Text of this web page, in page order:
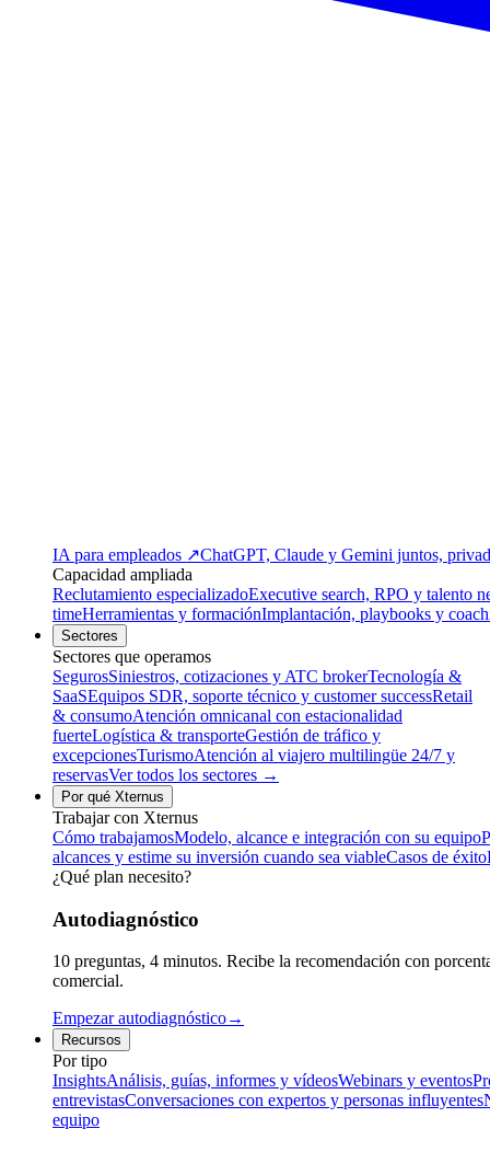
IA para empleados ↗ChatGPT, Claude y Gemini juntos,
Capacidad ampliada
Reclutamiento especializadoExecutive search, RPO y talento
timeHerramientas y formaciónImplantación, playbooks y
Sectores
Sectores que operamos
SegurosSiniestros, cotizaciones y ATC brokerTecnología &
SaaSEquipos SDR, soporte técnico y customer successRetail
& consumoAtención omnicanal con estacionalidad
fuerteLogística & transporteGestión de tráfico y
excepcionesTurismoAtención al viajero multilingüe 24/7 y
reservasVer todos los sectores →
Por qué Xternus
Trabajar con Xternus
Cómo trabajamosModelo, alcance e integración con su equipo
alcances y estime su inversión cuando sea viableCasos de éxito
¿Qué plan necesito?
Autodiagnóstico
10 preguntas, 4 minutos. Recibe la recomendación con
comercial.
Empezar autodiagnóstico→
Recursos
Por tipo
InsightsAnálisis, guías, informes y vídeosWebinars y eventos
entrevistasConversaciones con expertos y personas influyentes
equipo